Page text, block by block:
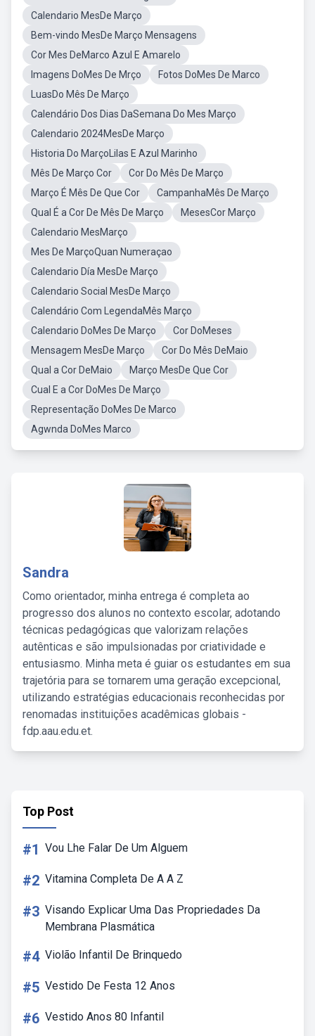
Calendario MesDe Março
Bem-vindo MesDe Março Mensagens
Cor Mes DeMarco Azul E Amarelo
Imagens DoMes De Mrço
Fotos DoMes De Marco
LuasDo Mês De Março
Calendário Dos Dias DaSemana Do Mes Março
Calendario 2024MesDe Março
Historia Do MarçoLilas E Azul Marinho
Mês De Março Cor
Cor Do Mês De Março
Março É Mês De Que Cor
CampanhaMês De Março
Qual É a Cor De Mês De Março
MesesCor Março
Calendario MesMarço
Mes De MarçoQuan Numeraçao
Calendario Día MesDe Março
Calendario Social MesDe Março
Calendário Com LegendaMês Março
Calendario DoMes De Março
Cor DoMeses
Mensagem MesDe Março
Cor Do Mês DeMaio
Qual a Cor DeMaio
Março MesDe Que Cor
Cual E a Cor DoMes De Março
Representação DoMes De Marco
Agwnda DoMes Marco
Sandra
Como orientador, minha entrega é completa ao
progresso dos alunos no contexto escolar, adotando
técnicas pedagógicas que valorizam relações
autênticas e são impulsionadas por criatividade e
entusiasmo. Minha meta é guiar os estudantes em sua
trajetória para se tornarem uma geração excepcional,
utilizando estratégias educacionais reconhecidas por
renomadas instituições acadêmicas globais -
fdp.aau.edu.et.
Top Post
#1 Vou Lhe Falar De Um Alguem
#2 Vitamina Completa De A A Z
#3 Visando Explicar Uma Das Propriedades Da
Membrana Plasmática
#4 Violão Infantil De Brinquedo
#5 Vestido De Festa 12 Anos
#6 Vestido Anos 80 Infantil